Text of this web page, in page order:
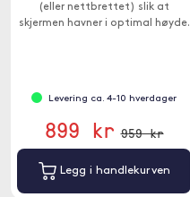
(eller nettbrettet) slik at
skjermen havner i optimal høyde.
Levering ca. 4-10 hverdager
899 kr 959 kr
Legg i handlekurven